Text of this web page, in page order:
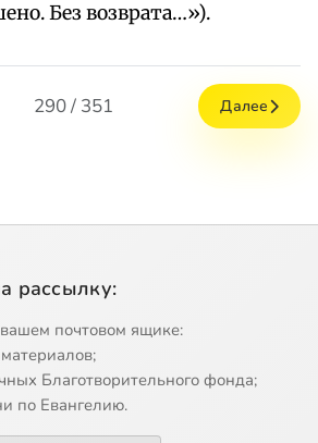
Без возврата…»).
290 / 351 Далее
рассылку:
почтовом ящике:
Благотворительного фонда;
по Евангелию.